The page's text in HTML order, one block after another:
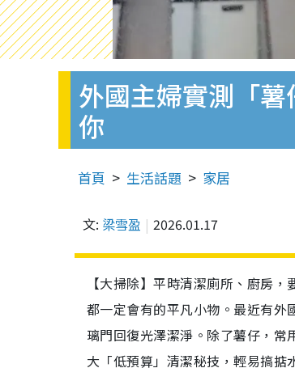
外國主婦實測「
你
首頁 生活話題 家居
文: 梁雪盈 2026.01.17
【大掃除】平時清潔廁所、廚房
都一定會有的平凡小物。最近有
璃門回復光澤潔淨。除了薯仔，
大「低預算」清潔秘技，輕易搞掂